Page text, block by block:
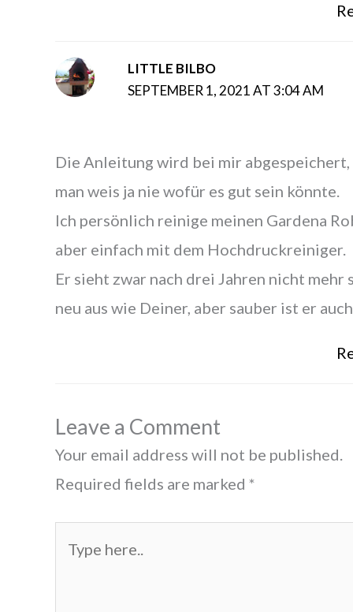
LITTLE BILBO
SEPTEMBER 1, 2021 AT 3:04 AM
Die Anleitung wird bei mir abgespeichert,
man weis ja nie wofür es gut sein könnte.
Ich persönlich reinige meinen Gardena
aber einfach mit dem Hochdruckreiniger.
Er sieht zwar nach drei Jahren nicht mehr
neu aus wie Deiner, aber sauber ist er auch
Leave a Comment
Your email address will not be published.
Required fields are marked *